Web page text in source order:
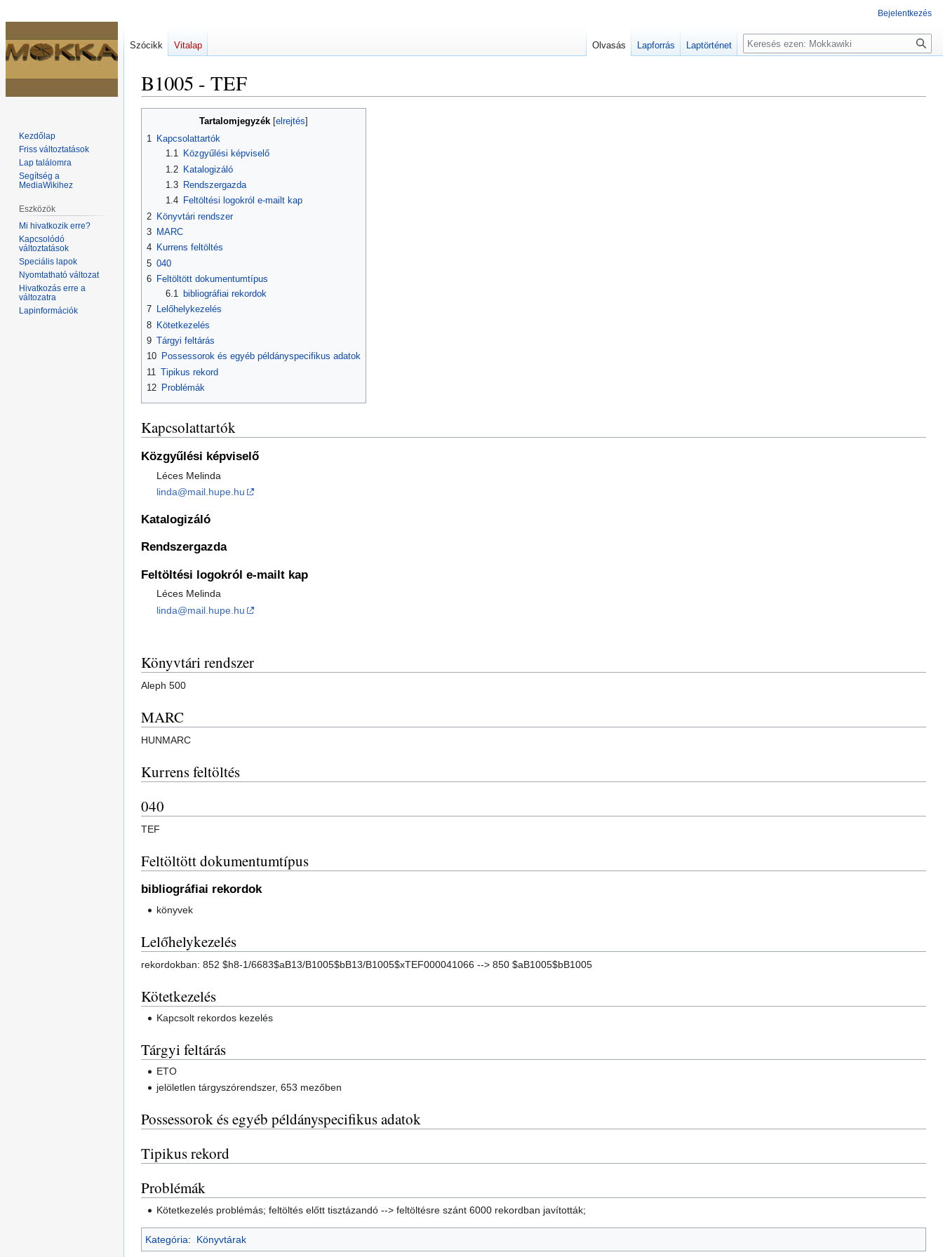
B1005 - TEF
navigációhoz
kereséshez
Tartalomjegyzék
1 Kapcsolattartók
1.1
Közgyűlési képviselő
1.2
Katalogizáló
1.3
Rendszergazda
1.4
Feltöltési logokról e-mailt kap
2 Könyvtári rendszer
3 MARC
4 Kurrens feltöltés
5 040
6 Feltöltött dokumentumtípus
6.1
bibliográfiai rekordok
7 Lelőhelykezelés
8 Kötetkezelés
9 Tárgyi feltárás
10 Possessorok és egyéb példányspecifikus adatok
11 Tipikus rekord
12 Problémák
Kapcsolattartók
Közgyűlési képviselő
Léces Melinda
linda@mail.hupe.hu
Katalogizáló
Rendszergazda
Feltöltési logokról e-mailt kap
Léces Melinda
linda@mail.hupe.hu
Könyvtári rendszer
Aleph 500
MARC
HUNMARC
Kurrens feltöltés
040
TEF
Feltöltött dokumentumtípus
bibliográfiai rekordok
könyvek
Lelőhelykezelés
rekordokban: 852 $h8-1/6683$aB13/B1005$bB13/B1005$xTEF000041066 --> 850 $aB1005$bB1005
Kötetkezelés
Kapcsolt rekordos kezelés
Tárgyi feltárás
ETO
jelöletlen tárgyszórendszer, 653 mezőben
Possessorok és egyéb példányspecifikus adatok
Tipikus rekord
Problémák
Kötetkezelés problémás; feltöltés előtt tisztázandó --> feltöltésre szánt 6000 rekordban javították;
Kategória: Könyvtárak
Bejelentkezés
Szócikk Vitalap Olvasás Lapforrás Laptörténet Keresés
Kezdőlap
Friss változtatások
Lap találomra
Segítség a
MediaWikihez
Eszközök
Mi hivatkozik erre?
Kapcsolódó
változtatások
Speciális lapok
Nyomtatható változat
Hivatkozás erre a
változatra
Lapinformációk